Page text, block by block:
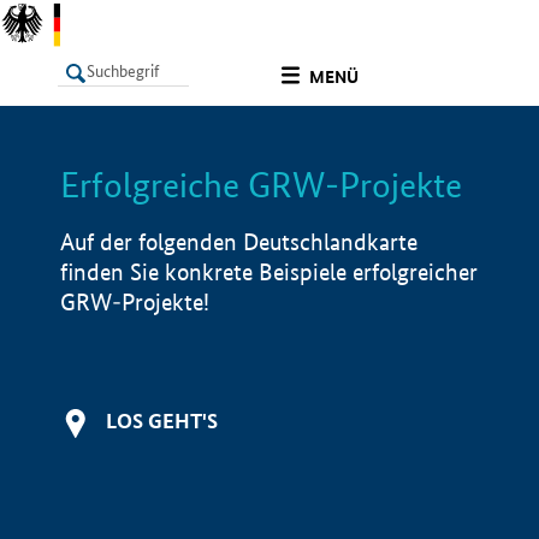
MENÜ
LISTE Info
Erfolgreiche GRW-Projekte
Auf der folgenden Deutschlandkarte
finden Sie konkrete Beispiele erfolgreicher
GRW-Projekte!
LOS GEHT'S